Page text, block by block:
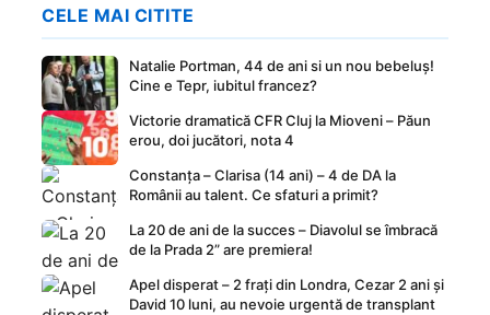
CELE MAI CITITE
Natalie Portman, 44 de ani si un nou bebeluș!
Cine e Tepr, iubitul francez?
Victorie dramatică CFR Cluj la Mioveni – Păun
erou, doi jucători, nota 4
Constanța – Clarisa (14 ani) – 4 de DA la
Românii au talent. Ce sfaturi a primit?
La 20 de ani de la succes – Diavolul se îmbracă
de la Prada 2” are premiera!
Apel disperat – 2 frați din Londra, Cezar 2 ani și
David 10 luni, au nevoie urgentă de transplant